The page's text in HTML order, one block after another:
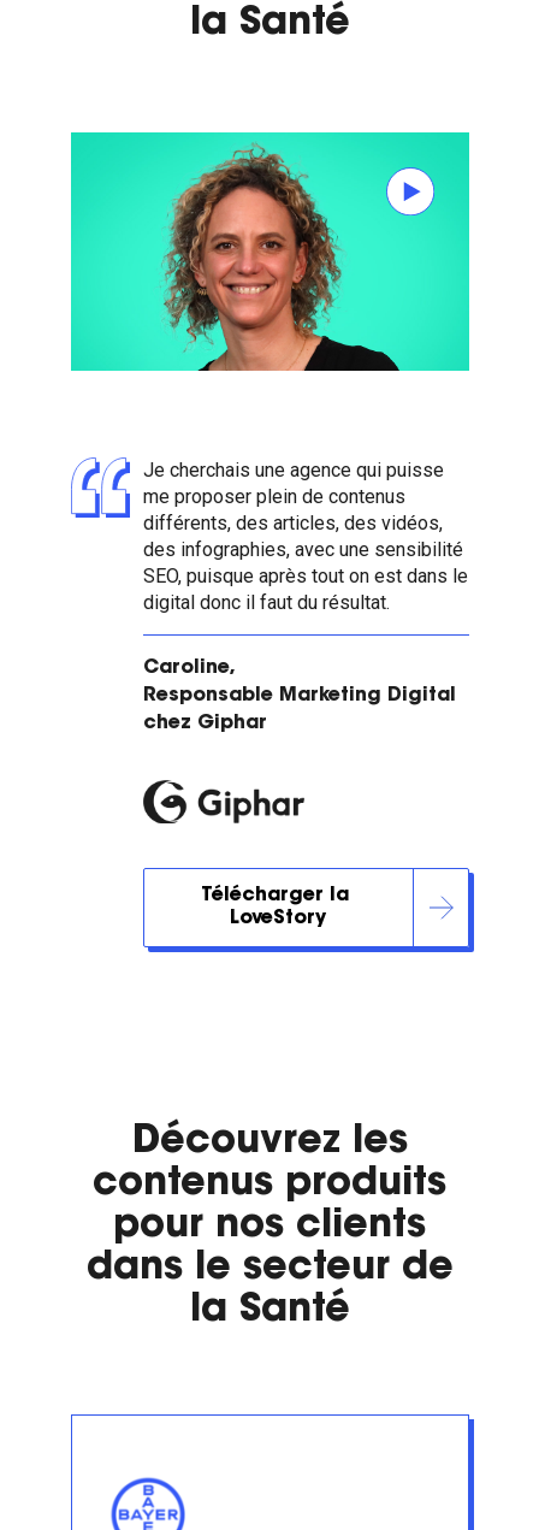
la Santé
Je cherchais une agence qui puisse
me proposer plein de contenus
différents, des articles, des vidéos,
des infographies, avec une sensibilité
SEO, puisque après tout on est dans le
digital donc il faut du résultat.
Caroline,
Responsable Marketing Digital
chez Giphar
Télécharger la
LoveStory
Découvrez les
contenus produits
pour nos clients
dans le secteur de
la Santé